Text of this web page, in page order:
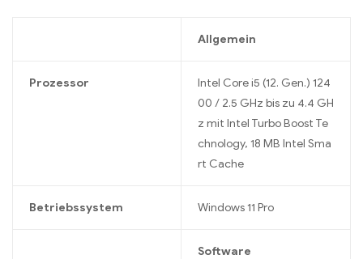
Allgemein
Prozessor
Intel Core i5 (12. Gen.) 124
00 / 2.5 GHz bis zu 4.4 GH
z mit Intel Turbo Boost Te
chnology, 18 MB Intel Sma
rt Cache
Betriebssystem Windows 11 Pro
Software